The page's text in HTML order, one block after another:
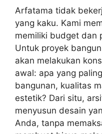
Arfatama tidak
yang kaku. Kami
memiliki budget dan
Untuk proyek
akan melakukan
awal: apa yang
bangunan, kualitas
estetik? Dari situ,
menyusun desain
Anda, tanpa